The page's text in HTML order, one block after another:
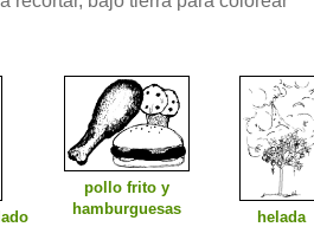
pollo frito y
hamburguesas
helada